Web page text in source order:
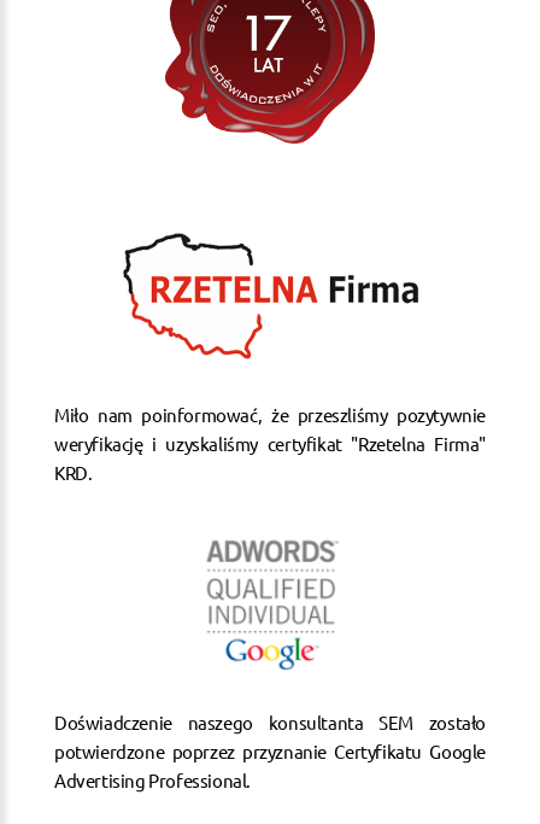
Miło nam poinformować, że przeszliśmy pozytywnie
weryfikację i uzyskaliśmy certyfikat "Rzetelna Firma"
KRD.
Doświadczenie naszego konsultanta SEM zostało
potwierdzone poprzez przyznanie Certyfikatu Google
Advertising Professional.